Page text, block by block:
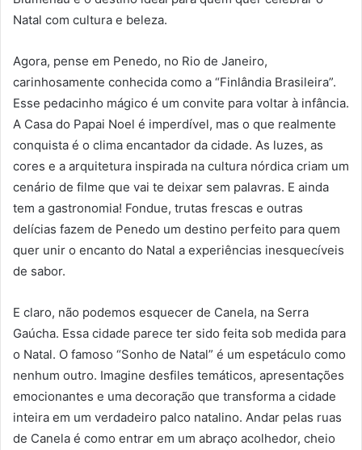
Natal com cultura e beleza.
Agora, pense em Penedo, no Rio de Janeiro,
carinhosamente conhecida como a “Finlândia Brasileira”.
Esse pedacinho mágico é um convite para voltar à infância.
A Casa do Papai Noel é imperdível, mas o que realmente
conquista é o clima encantador da cidade. As luzes, as
cores e a arquitetura inspirada na cultura nórdica criam um
cenário de filme que vai te deixar sem palavras. E ainda
tem a gastronomia! Fondue, trutas frescas e outras
delícias fazem de Penedo um destino perfeito para quem
quer unir o encanto do Natal a experiências inesquecíveis
de sabor.
E claro, não podemos esquecer de Canela, na Serra
Gaúcha. Essa cidade parece ter sido feita sob medida para
o Natal. O famoso “Sonho de Natal” é um espetáculo como
nenhum outro. Imagine desfiles temáticos, apresentações
emocionantes e uma decoração que transforma a cidade
inteira em um verdadeiro palco natalino. Andar pelas ruas
de Canela é como entrar em um abraço acolhedor, cheio